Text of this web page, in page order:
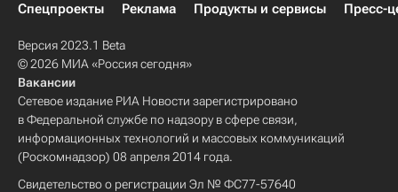
Спецпроекты
Реклама Продукты и сервисы Пресс-
Версия 2023.1 Beta
© 2026 МИА «Россия сегодня»
Вакансии
Сетевое издание РИА Новости зарегистрировано
в Федеральной службе по надзору в сфере связи,
информационных технологий и массовых коммуникаций
(Роскомнадзор) 08 апреля 2014 года.
Свидетельство о регистрации Эл № ФС77-57640